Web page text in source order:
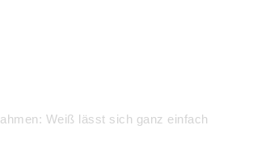
Weiß lässt sich ganz einfach